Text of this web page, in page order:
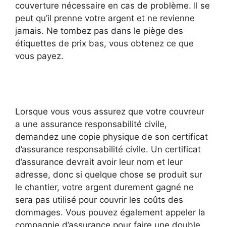
couverture nécessaire en cas de problème. Il se
peut qu’il prenne votre argent et ne revienne
jamais. Ne tombez pas dans le piège des
étiquettes de prix bas, vous obtenez ce que
vous payez.
Lorsque vous vous assurez que votre couvreur
a une assurance responsabilité civile,
demandez une copie physique de son certificat
d’assurance responsabilité civile. Un certificat
d’assurance devrait avoir leur nom et leur
adresse, donc si quelque chose se produit sur
le chantier, votre argent durement gagné ne
sera pas utilisé pour couvrir les coûts des
dommages. Vous pouvez également appeler la